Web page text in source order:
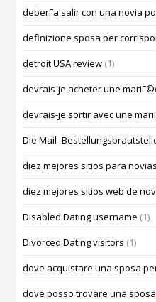
deberГ­a salir con una novia
definizione sposa per
detroit USA review (1)
devrais-je acheter une
devrais-je sortir avec une
Die Mail -
diez mejores sitios para
diez mejores sitios web de
Disabled Dating username (1)
Divorced Dating visitors (1)
dove acquistare una sposa
dove posso trovare una